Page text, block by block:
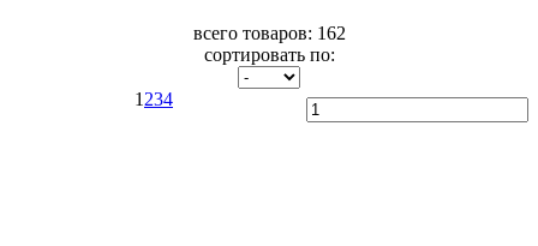
всего товаров: 162
сортировать по:
1 234